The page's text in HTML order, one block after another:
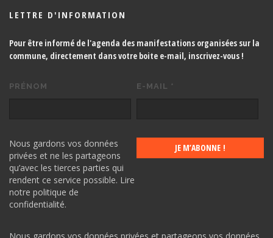
LETTRE D'INFORMATION
Pour être informé de l'agenda des manifestations organisées sur la
commune, directement dans votre boite e-mail, inscrivez-vous !
Nous gardons vos données
privées et ne les partageons
qu’avec les tierces parties qui
rendent ce service possible. Lire
notre politique de
confidentialité.